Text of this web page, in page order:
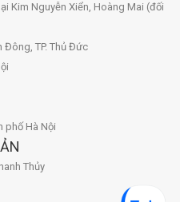
Kim Nguyễn Xiển, Hoàng Mai (đối
Đông, TP. Thủ Đức
phố Hà Nội
Thủy